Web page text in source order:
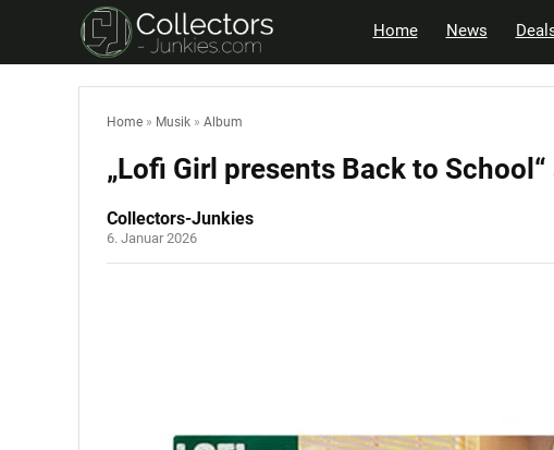
Home News
Home » Musik » Album
„Lofi Girl presents Back to
Collectors-Junkies
6. Januar 2026